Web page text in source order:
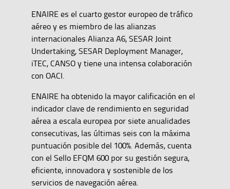
ENAIRE es el cuarto gestor europeo de tráfico
aéreo y es miembro de las alianzas
internacionales Alianza A6, SESAR Joint
Undertaking, SESAR Deployment Manager,
iTEC, CANSO y tiene una intensa colaboración
con OACI.
ENAIRE ha obtenido la mayor calificación en el
indicador clave de rendimiento en seguridad
aérea a escala europea por siete anualidades
consecutivas, las últimas seis con la máxima
puntuación posible del 100%. Además, cuenta
con el Sello EFQM 600 por su gestión segura,
eficiente, innovadora y sostenible de los
servicios de navegación aérea.